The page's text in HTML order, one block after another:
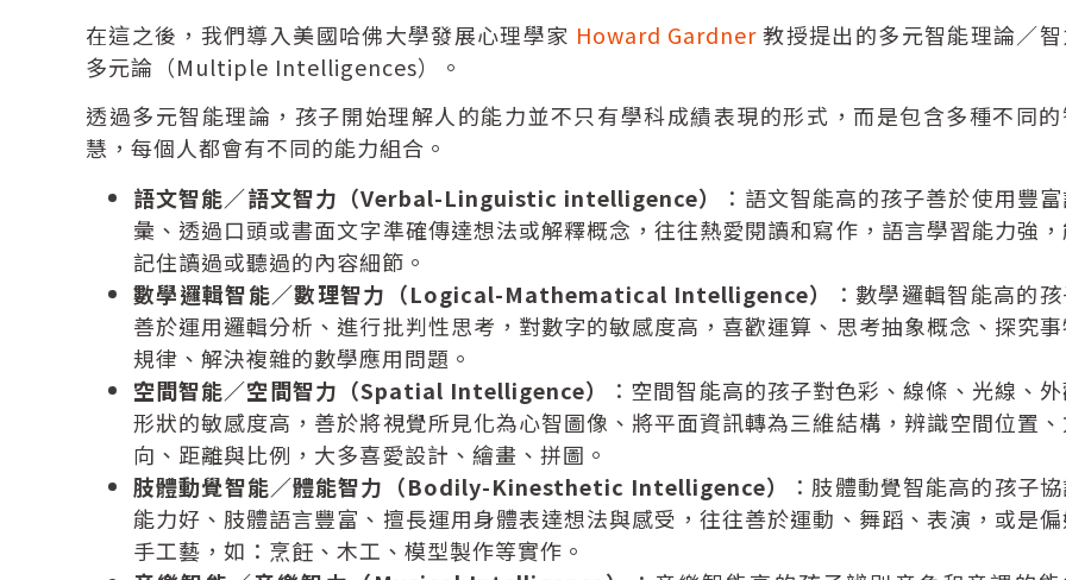
在這之後，我們導入美國哈佛大學發展心理學家 Howard Gardner教授提出的多元智能理論／智
多元論（Multiple Intelligences）。
透過多元智能理論，孩子開始理解人的能力並不只有學科成績表現的形式，而是包含多種不同的
慧，每個人都會有不同的能力組合。
語文智能／語文智力（Verbal-Linguistic intelligence）
：語文智能高的孩子善於使用豐
彙、透過口頭或書面文字準確傳達想法或解釋概念，往往熱愛閱讀和寫作，語言學習能力強
記住讀過或聽過的內容細節。
數學邏輯智能／數理智力（Logical-Mathematical Intelligence）
：數學邏輯智能高的
善於運用邏輯分析、進行批判性思考，對數字的敏感度高，喜歡運算、思考抽象概念、探究事
規律、解決複雜的數學應用問題。
空間智能／空間智力（Spatial Intelligence）
：空間智能高的孩子對色彩、線條、光線、
形狀的敏感度高，善於將視覺所見化為心智圖像、將平面資訊轉為三維結構，辨識空間位置、
向、距離與比例，大多喜愛設計、繪畫、拼圖。
肢體動覺智能／體能智力（Bodily-Kinesthetic Intelligence）
：肢體動覺智能高的孩子
能力好、肢體語言豐富、擅長運用身體表達想法與感受，往往善於運動、舞蹈、表演，或是
手工藝，如：烹飪、木工、模型製作等實作。